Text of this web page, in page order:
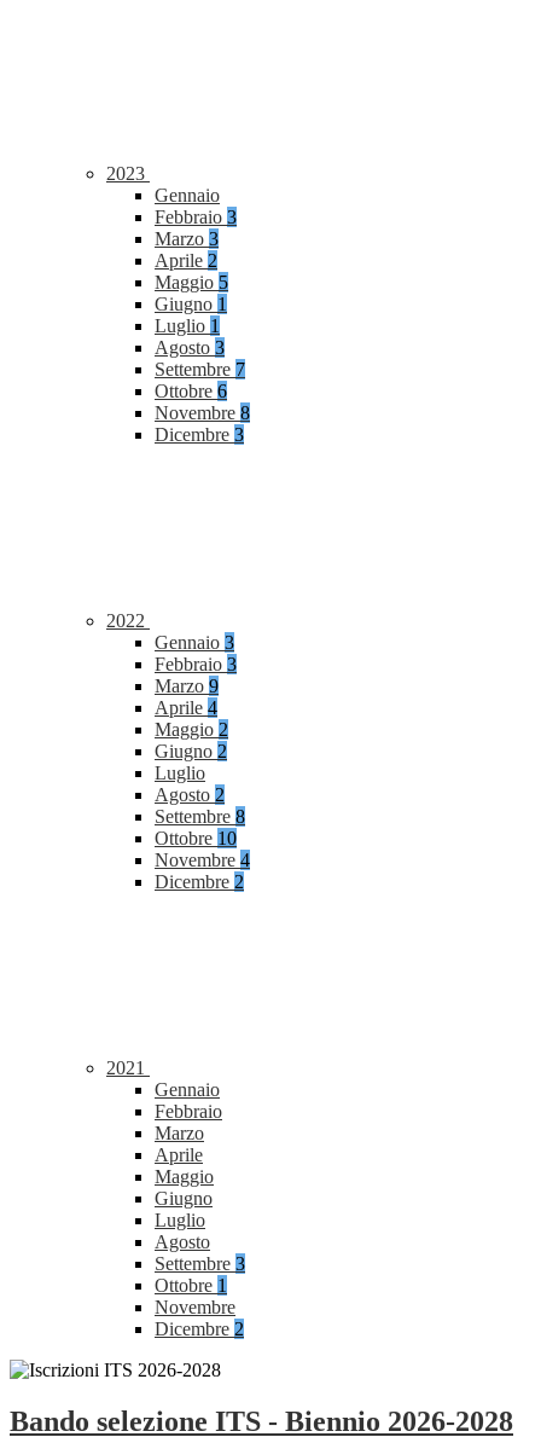
2023
Gennaio
Febbraio 3
Marzo 3
Aprile 2
Maggio 5
Giugno 1
Luglio 1
Agosto 3
Settembre 7
Ottobre 6
Novembre 8
Dicembre 3
2022
Gennaio 3
Febbraio 3
Marzo 9
Aprile 4
Maggio 2
Giugno 2
Luglio
Agosto 2
Settembre 8
Ottobre 10
Novembre 4
Dicembre 2
2021
Gennaio
Febbraio
Marzo
Aprile
Maggio
Giugno
Luglio
Agosto
Settembre 3
Ottobre 1
Novembre
Dicembre 2
Bando selezione ITS - Biennio 2026-2028